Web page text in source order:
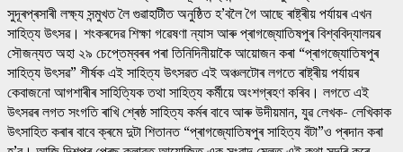
সুদূৰপ্ৰসাৰী লক্ষ্য সন্মুখত লৈ গুৱাহাটীত অনুষ্ঠিত হ’বলৈ গৈ আছে ৰাষ্ট্ৰীয় পৰ্যায়ৰ এখন
সাহিত্য উৎসৱ। শংকৰদেৱ শিক্ষা গৱেষণা ন্যাস আৰু প্ৰাগজ্যোতিষপুৰ বিশ্ববিদ্যালয়ৰ
সৌজন্যত অহা ২৯ চেপ্তেম্বৰৰ পৰা তিনিদিনীয়াকৈ আয়োজন কৰা “প্ৰাগজ্যোতিষপুৰ
সাহিত্য উৎসৱ” শীৰ্ষক এই সাহিত্য উৎসৱত এই অঞ্চলটোৰ লগতে ৰাষ্ট্ৰীয় পৰ্যায়ৰ
কেবাজনো আগশাৰীৰ সাহিত্যিক তথা সাহিত্য কৰ্মীয়ে অংশগ্ৰহণ কৰিব। লগতে এই
উৎসৱৰ লগত সংগতি ৰাখি শ্ৰেষ্ঠ সাহিত্য কৰ্মৰ বাবে আৰু উদীয়মান, যুৱ লেখক- লেখিকাক
উৎসাহিত কৰাৰ বাবে ক্ৰমে দুটা শিতানত “প্ৰাগজ্যোতিষপুৰ সাহিত্য বঁটা”ও প্ৰদান কৰা